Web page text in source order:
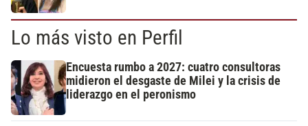
Lo más visto en Perfil
Encuesta rumbo a 2027: cuatro consultoras
midieron el desgaste de Milei y la crisis de
liderazgo en el peronismo